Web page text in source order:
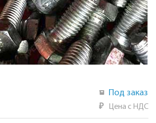
Под заказ
₽ Цена с НДС